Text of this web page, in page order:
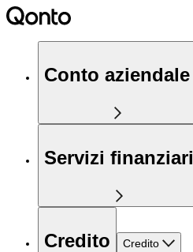
Conto aziendale
Servizi finanziari
Credito Credito